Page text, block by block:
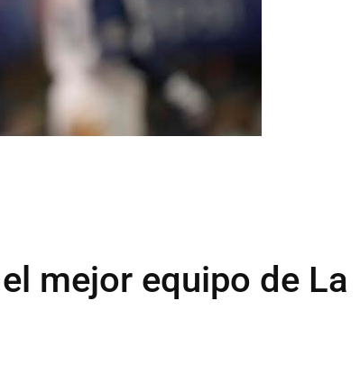
mejor equipo de La